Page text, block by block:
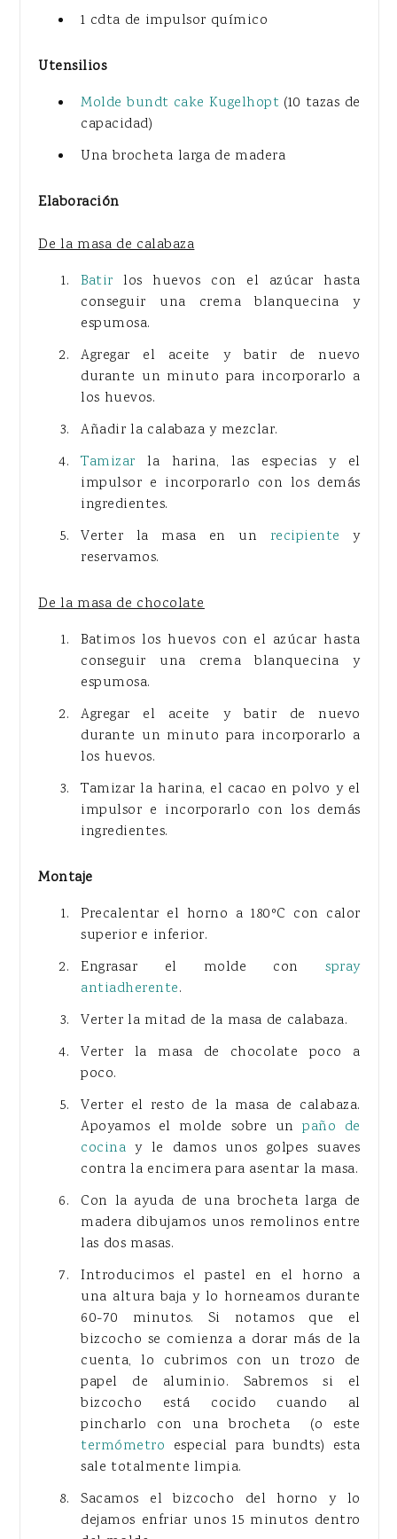
1 cdta de impulsor químico
Utensilios
Molde bundt cake Kugelhopt (10 tazas de
capacidad)
Una brocheta larga de madera
Elaboración
De la masa de calabaza
Batir los huevos con el azúcar hasta
conseguir una crema blanquecina y
espumosa.
Agregar el aceite y batir de nuevo
durante un minuto para incorporarlo a
los huevos.
Añadir la calabaza y mezclar.
Tamizar la harina, las especias y el
impulsor e incorporarlo con los demás
ingredientes.
Verter la masa en un recipiente y
reservamos.
De la masa de chocolate
Batimos los huevos con el azúcar hasta
conseguir una crema blanquecina y
espumosa.
Agregar el aceite y batir de nuevo
durante un minuto para incorporarlo a
los huevos.
Tamizar la harina, el cacao en polvo y el
impulsor e incorporarlo con los demás
ingredientes.
Montaje
Precalentar el horno a 180ºC con calor
superior e inferior.
Engrasar el molde conspray
antiadherente.
Verter la mitad de la masa de calabaza.
Verter la masa de chocolate poco a
poco.
Verter el resto de la masa de calabaza.
Apoyamos el molde sobre unpaño de
cocina y le damos unos golpes suaves
contra la encimera para asentar la masa.
Con la ayuda de una brocheta larga de
madera dibujamos unos remolinos entre
las dos masas.
Introducimos el pastel en el horno a
una altura baja y lo horneamos durante
60-70 minutos. Si notamos que el
bizcocho se comienza a dorar más de la
cuenta, lo cubrimos con un trozo de
papel de aluminio. Sabremos si el
bizcocho está cocido cuando al
pincharlo con una brocheta (o este
termómetro especial para bundts) esta
sale totalmente limpia.
Sacamos el bizcocho del horno y lo
dejamos enfriar unos 15 minutos dentro